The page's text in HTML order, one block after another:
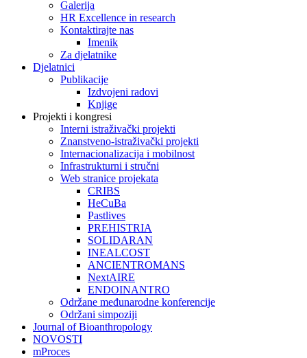
Galerija
HR Excellence in research
Kontaktirajte nas
Imenik
Za djelatnike
Djelatnici
Publikacije
Izdvojeni radovi
Knjige
Projekti i kongresi
Interni istraživački projekti
Znanstveno-istraživački projekti
Internacionalizacija i mobilnost
Infrastrukturni i stručni
Web stranice projekata
CRIBS
HeCuBa
Pastlives
PREHISTRIA
SOLIDARAN
INEALCOST
ANCIENTROMANS
NextAIRE
ENDOINANTRO
Održane međunarodne konferencije
Održani simpoziji
Journal of Bioanthropology
NOVOSTI
mProces